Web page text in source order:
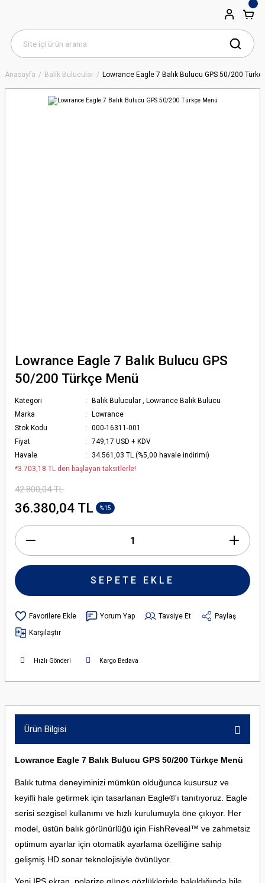
Anasayfa Balık Bulucular Lowrance Eagle 7 Balık Bulucu GPS 50/200
Lowrance Eagle 7 Balık Bulucu GPS
50/200 Türkçe Menü
Kategori Balık Bulucular , Lowrance Balık Bulucu
Marka
Lowrance
Stok Kodu
000-16311-001
Fiyat
749,17 USD + KDV
Havale
34.561,03 TL (%5,00 havale indirimi)
*3.703,18 TL den başlayan taksitlerle!
42.800,04 TL
36.380,04 TL %15
SEPETE EKLE
Yorum Yap Tavsiye Et
Paylaş
Karşılaştır
Hızlı Gönderi Kargo Bedava
Ürün Bilgisi
Lowrance Eagle 7 Balık Bulucu GPS 50/200 Türkçe Menü
Balık tutma deneyiminizi mümkün olduğunca kusursuz ve
keyifli hale getirmek için tasarlanan Eagle®'ı tanıtıyoruz. Eagle
serisi sezgisel kullanımı ve hızlı kurulumuyla öne çıkıyor. Her
model, üstün balık görünürlüğü için FishReveal™ ve zahmetsiz
optimum ayarlar için otomatik ayarlama özelliğine sahip
gelişmiş HD sonar teknolojisiyle övünüyor.